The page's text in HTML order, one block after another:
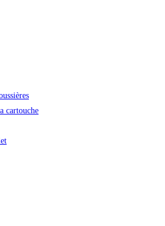
cartouche